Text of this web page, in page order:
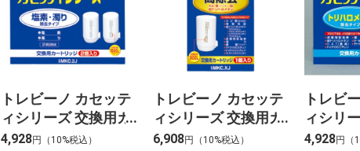
トレビーノ カセッテ
ィシリーズ 交換用カ
ートリッジ 塩素・濁
4,928円（10%税込）
トレビーノ カセッテ
ィシリーズ 交換用カ
ートリッジ １３項目
6,908円（10%税込）
トレビ
ィシリ
ートリ
4,928円（